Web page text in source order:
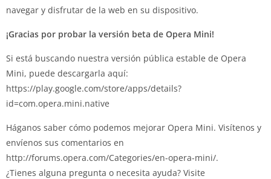
navegar y disfrutar de la web en su dispositivo.
¡Gracias por probar la versión beta de Opera Mini!
Si está buscando nuestra versión pública estable de Opera
Mini, puede descargarla aquí:
https://play.google.com/store/apps/details?
id=com.opera.mini.native
Háganos saber cómo podemos mejorar Opera Mini. Visítenos y
envíenos sus comentarios en
http://forums.opera.com/Categories/en-opera-mini/.
¿Tienes alguna pregunta o necesita ayuda? Visite